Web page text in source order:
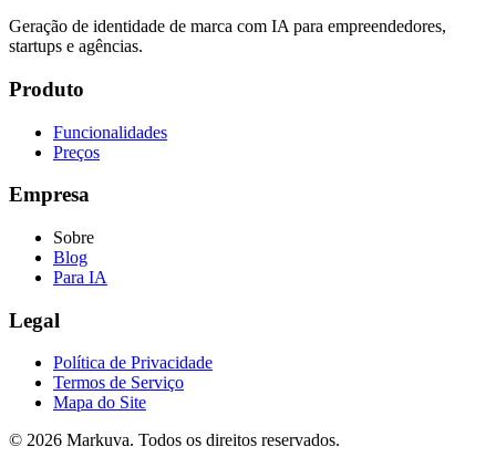
Geração de identidade de marca com IA para empreendedores,
startups e agências.
Produto
Funcionalidades
Preços
Empresa
Sobre
Blog
Para IA
Legal
Política de Privacidade
Termos de Serviço
Mapa do Site
© 2026 Markuva. Todos os direitos reservados.